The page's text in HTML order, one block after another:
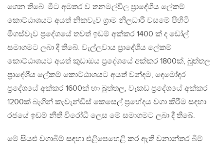
ගෙන තිබේ. මීට අමතර ව තනමල්විල ප‍්‍රාදේශීය ලේකම්
කොට්ඨාශයට අයත් නිකවැව ග‍්‍රාම නිලධාරී වසමේ පිහිටි
මීගස්වැව ප‍්‍රදේශයේ තවත් ඉඩම් අක්කර 1400 ක් ද ඩෝල්
සමාගමට ලබා දී තිබේ. වැල්ලවාය ප‍්‍රාදේශීය ලේකම්
කොට්ඨාශයට අයත් කුඩාඔය ප‍්‍රදේශයේ අක්කර 1800ක්, බුත්තල
ප‍්‍රාදේශීය ලේකම් කොට්ඨාශයට අයත් වන්දම, දෙමෝදර
ප‍්‍රදේශයේ අක්කර 1600ක් හා බුත්තල, වෑකඩ ප‍්‍රදේශයේ අක්කර
1200ක් බැගින් කැවැන්ඩිස් කෙසෙල් ප‍්‍රභේදය වගා කිරීම සඳහා
රජයේ ඉඩම් නීති විරෝධී ලෙස මේ සමාගමට ලබා දී තිබේ.
මේ සියළු වගාබිම් සඳහා එළිපෙහෙළි කර ඇති වනාන්තර බිම්